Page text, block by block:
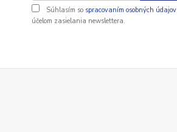
Súhlasím so spracovaním osobných údajov
účelom zasielania newslettera.